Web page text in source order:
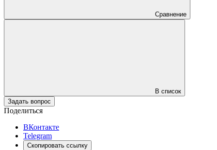
Сравнение
В список
Задать вопрос
Поделиться
ВКонтакте
Telegram
Скопировать ссылку